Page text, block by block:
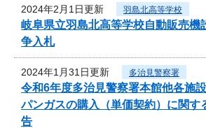
2024年2月1日更新 羽島北高等学校
岐阜県立羽島北高等学校自動販売機
争入札
2024年1月31日更新 多治見警察署
令和6年度多治見警察署本館他各施
パンガスの購入（単価契約）に関す
告